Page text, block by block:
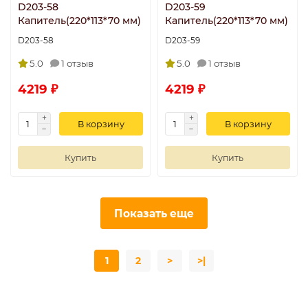
D203-58
Капитель(220*113*70 мм)
D203-58
5.0 1 отзыв
4219 ₽
В корзину
Купить
D203-59
Капитель(220*113*70 мм)
D203-59
5.0 1 отзыв
4219 ₽
В корзину
Купить
Показать еще
1 2 > >|